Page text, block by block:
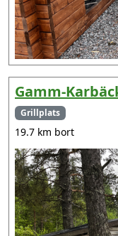
Gamm-
Grillplats
19.7 km bort